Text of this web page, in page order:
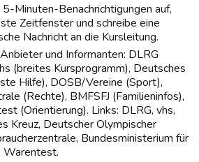
Minuten-Benachrichtigungen auf,
Zeitfenster und schreibe eine
Nachricht an die Kursleitung.
und Informanten: DLRG
(breites Kursprogramm), Deutsches
Hilfe), DOSB/Vereine (Sport),
(Rechte), BMFSFJ (Familieninfos),
(Orientierung). Links: DLRG, vhs,
Kreuz, Deutscher Olympischer
Bundesministerium für
Warentest.